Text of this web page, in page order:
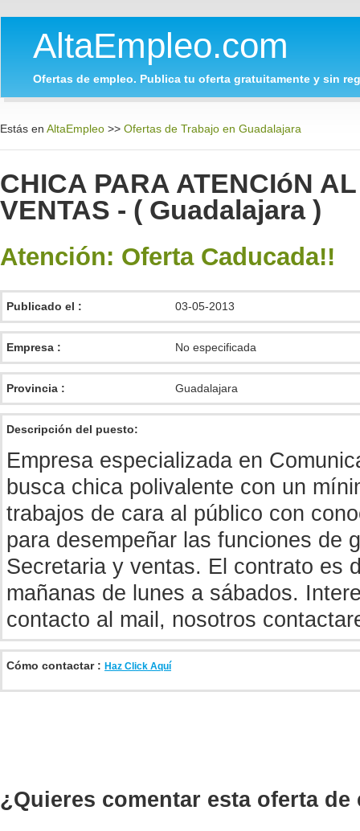
AltaEmpleo.com
Ofertas de empleo. Publica tu oferta gratuitamente y sin
Estás en AltaEmpleo >> Ofertas de Trabajo en Guadalajara
CHICA PARA ATENCIóN
VENTAS - ( Guadalajara )
Atención: Oferta Caducada!!
Publicado el : 03-05-2013
Empresa : No especificada
Provincia : Guadalajara
Descripción del puesto:
Empresa especializada en
busca chica polivalente con un
trabajos de cara al público con
para desempeñar las funciones de
Secretaria y ventas. El contrato es
mañanas de lunes a sábados.
contacto al mail, nosotros
Cómo contactar : Haz Click Aquí
¿Quieres comentar esta oferta de